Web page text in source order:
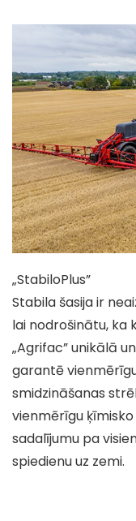
„StabiloPlus”
Stabila šasija ir
lai nodrošinātu, ka
„Agrifac” unikālā
garantē
smidzināšanas
vienmērīgu
sadalījumu pa
spiedienu uz zemi.